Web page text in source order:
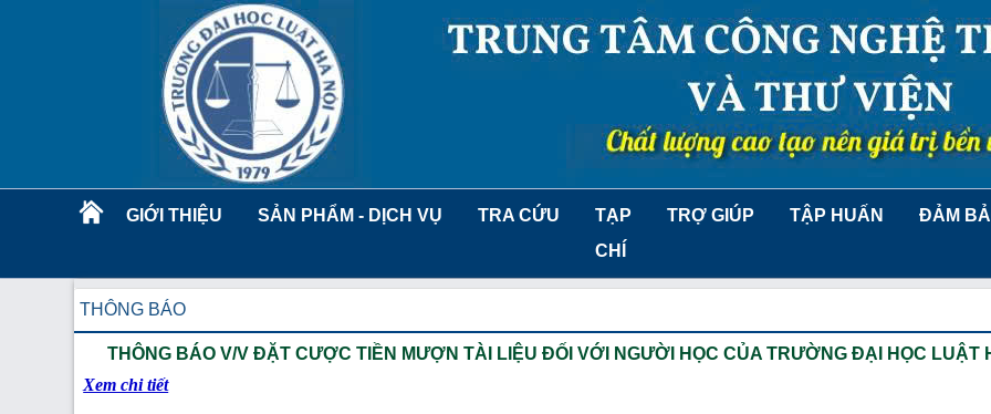
GIỚI THIỆU SẢN PHẨM - DỊCH VỤ TRA CỨU
TẠP
CHÍ
TRỢ GIÚP TẬP HUẤN ĐẢM
THÔNG BÁO
THÔNG BÁO V/V ĐẶT CƯỢC TIỀN MƯỢN TÀI LIỆU ĐỐI VỚI NGƯỜI HỌC CỦA TRƯỜNG ĐẠI HỌC LUẬT
Xem chi tiết